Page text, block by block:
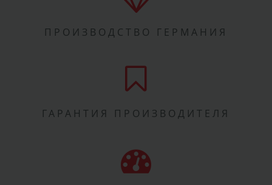
ПРОИЗВОДСТВО ГЕРМАНИЯ
ГАРАНТИЯ ПРОИЗВОДИТЕЛЯ